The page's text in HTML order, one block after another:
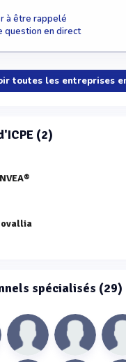
à être rappelé
question en direct
toutes les entreprises
(2)
spécialisés (29)